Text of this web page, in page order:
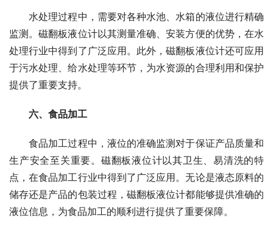
水处理过程中，需要对各种水池、水箱的液位进行精确
监测。磁翻板液位计以其测量准确、安装方便的优势，在水
处理行业中得到了广泛应用。此外，磁翻板液位计还可应用
于污水处理、给水处理等环节，为水资源的合理利用和保护
提供了重要支持。
六、食品加工
食品加工过程中，液位的准确监测对于保证产品质量和
生产安全至关重要。磁翻板液位计以其卫生、易清洗的特
点，在食品加工行业中得到了广泛应用。无论是液态原料的
储存还是产品的包装过程，磁翻板液位计都能够提供准确的
液位信息，为食品加工的顺利进行提供了重要保障。